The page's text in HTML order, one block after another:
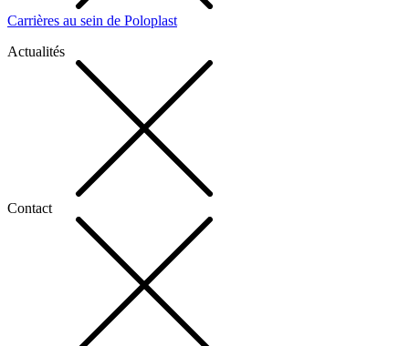
Carrières au sein de Poloplast
Actualités
Contact